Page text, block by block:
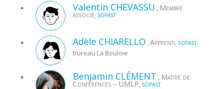
Valentin CHEVASSU Membre
associé SOPAST
Adèle CHIARELLO Apprenti SOPAST
bureau La Bouloie
Benjamin CLÉMENT Maître de
Conférences – UMLP SOPAST